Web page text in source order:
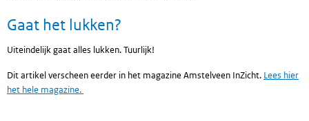
Gaat het lukken?
Uiteindelijk gaat alles lukken. Tuurlijk!
Dit artikel verscheen eerder in het magazine Amstelveen InZicht. Lees hier
het hele magazine.